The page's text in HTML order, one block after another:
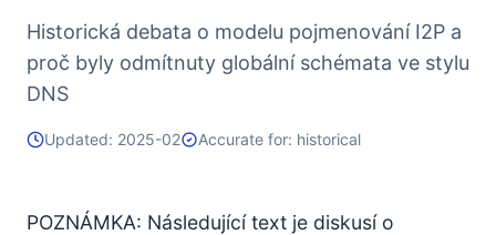
Historická debata o modelu pojmenování I2P a
proč byly odmítnuty globální schémata ve stylu
DNS
Updated: 2025-02 Accurate for: historical
POZNÁMKA: Následující text je diskusí o